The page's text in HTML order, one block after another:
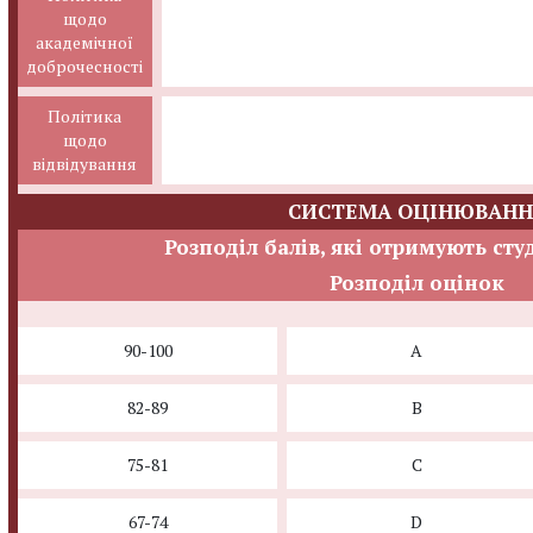
щодо
академічної
доброчесності
Політика
щодо
відвідування
СИСТЕМА
Розподіл балів, які отримують
Розподіл оцінок
90-100 A
82-89 B
75-81 C
67-74 D